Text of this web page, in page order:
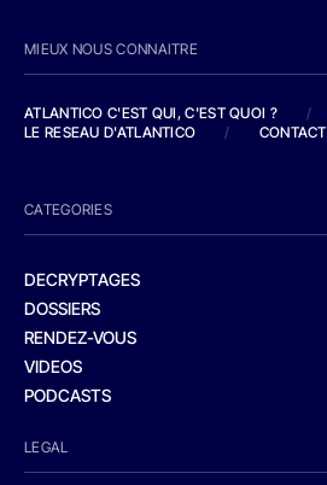
MIEUX NOUS CONNAITRE
ATLANTICO C'EST QUI, C'EST QUOI ?
/
LE RESEAU D'ATLANTICO
/ CONTACT
CATEGORIES
DECRYPTAGES
DOSSIERS
RENDEZ-VOUS
VIDEOS
PODCASTS
LEGAL